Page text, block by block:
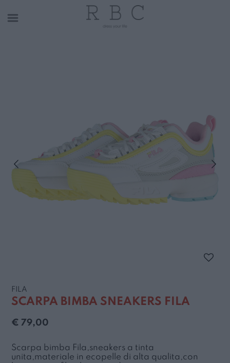
FILA
SCARPA BIMBA SNEAKERS FILA
€ 79,00
Scarpa bimba Fila,sneakers a tinta
unita,materiale in ecopelle di alta qualita,con